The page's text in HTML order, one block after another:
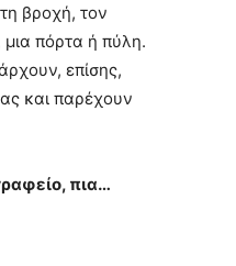
βροχή, τον
μια πόρτα ή πύλη.
επίσης,
και παρέχουν
πια…